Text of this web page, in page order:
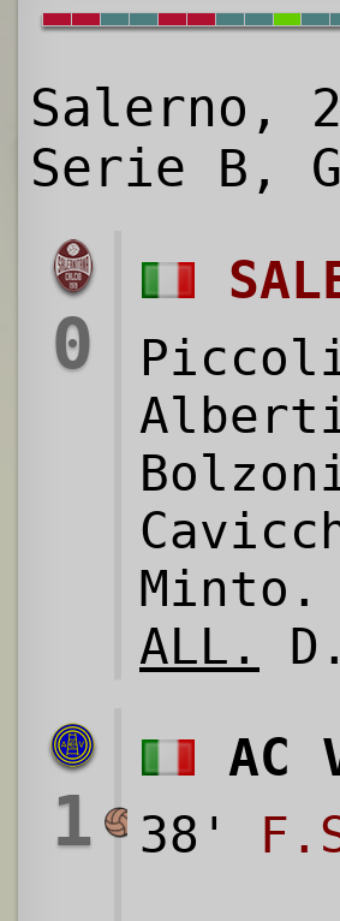
Salerno,
Serie B,
0
Minto.
ALL.
1
AC
38'